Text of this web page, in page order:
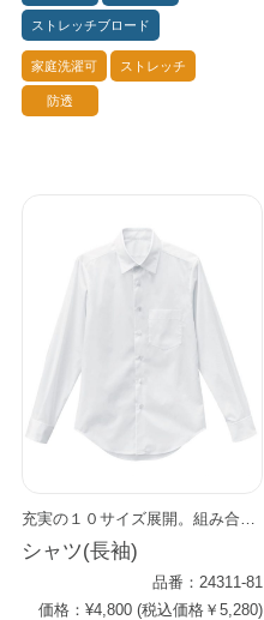
ストレッチブロード
家庭洗濯可 ストレッチ
防透
充実の１０サイズ展開。組み合わせ自在のプライムシャツ。 男女兼用でインナーにも最適の万能アイテムです。 お手頃価格でコスト面と機能面の両方をしっかりサポートします。 スモーキーな色合いやストライプのエプロンや小物と合わせれば、 シックな空間に馴染む印象に。 Primeflex®という上質・高機能ストレッチ素材を使用。 すっきりとしたシルエットなのにストレス・フリーな着心地を実現しました。 どんなワークシーンにもしなやかに対応します。 防透効果も優れており、安心です。
シャツ(長袖)
品番：24311-81
価格：¥4,800 (税込価格￥5,280)